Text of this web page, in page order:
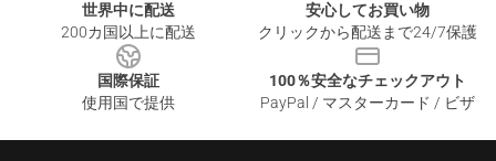
世界中に配送
200カ国以上に配送
安心してお買い物
クリックから配送まで24/7保護
国際保証
使用国で提供
100％安全なチェックアウト
PayPal / マスターカード / ビザ